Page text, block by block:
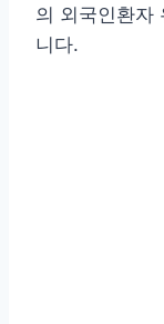
의 외국인환자
니다.